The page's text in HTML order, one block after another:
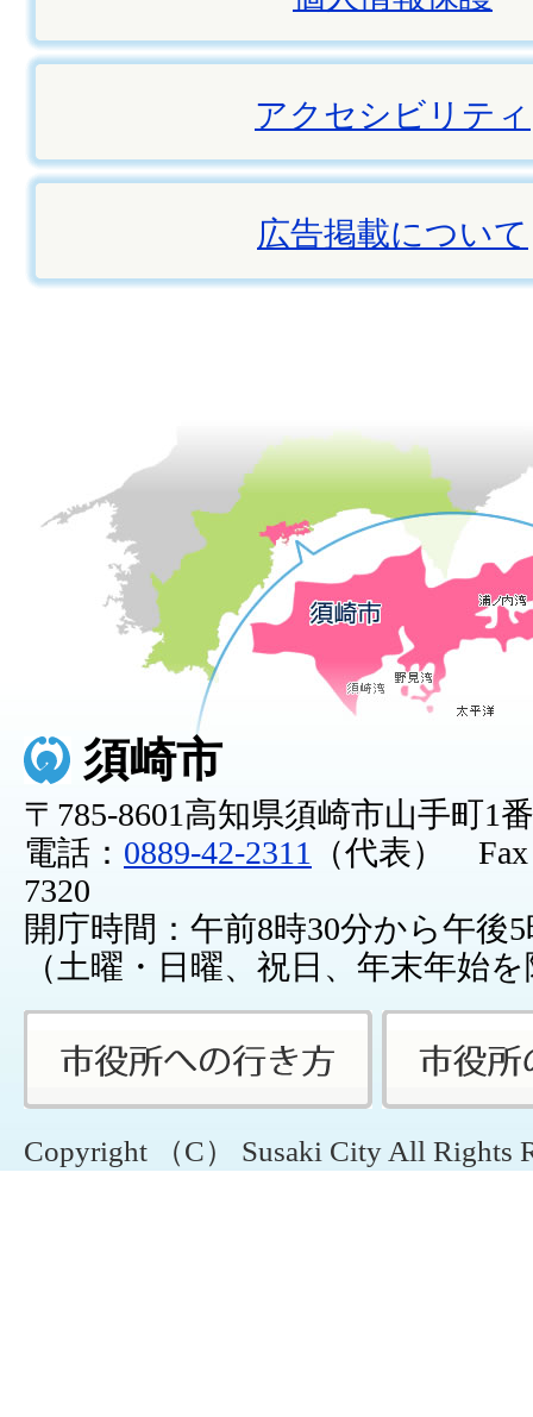
アクセシビリティ
広告掲載について
須崎市
〒785-8601高知県須崎市山手町1
電話： 0889-42-2311
（代表） Fax
7320
開庁時間：午前8時30分から午後
（土曜・日曜、祝日、年末年始
Copyright （C） Susaki City All Rights